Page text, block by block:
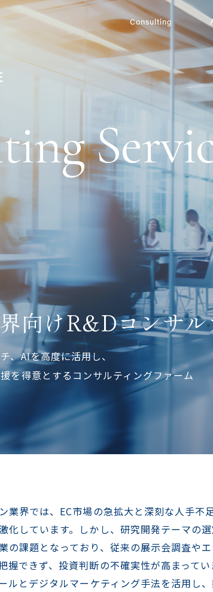
Consulting
向けR&Dコンサ
、AIを高度に活用し、
を得意とするコンサルティングファーム
業界では、EC市場の急拡大と深刻な人手
化しています。しかし、研究開発テーマの
の課題となっており、従来の展示会調査や
握できず、投資判断の不確実性が高まって
ルとデジタルマーケティング手法を活用し